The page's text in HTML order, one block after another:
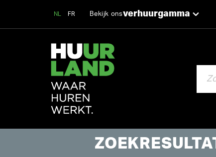
NL FR Bekijk onsverhuurgamma